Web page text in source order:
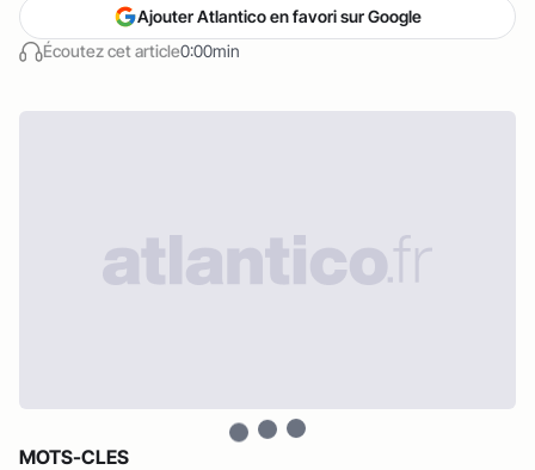
Écoutez cet article0:00min
Ajouter Atlantico en favori sur Google
MOTS-CLES